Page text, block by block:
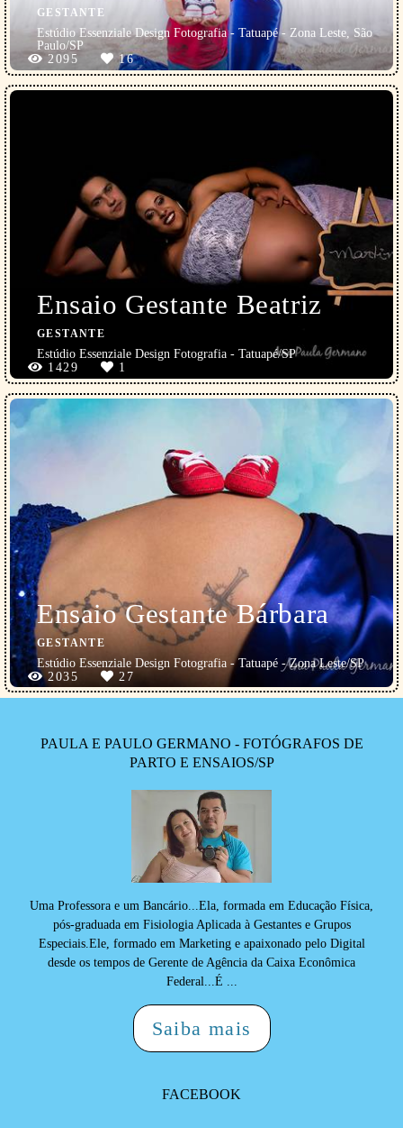
GESTANTE
Estúdio Essenziale Design Fotografia - Tatuapé - Zona Leste, São
Paulo/SP
2095
16
Ensaio Gestante Beatriz
GESTANTE
Estúdio Essenziale Design Fotografia - Tatuapé/SP
1429
1
Ensaio Gestante Bárbara
GESTANTE
Estúdio Essenziale Design Fotografia - Tatuapé - Zona Leste/SP
2035
27
PAULA E PAULO GERMANO - FOTÓGRAFOS DE
PARTO E ENSAIOS/SP
Uma Professora e um Bancário...Ela, formada em Educação Física,
pós-graduada em Fisiologia Aplicada à Gestantes e Grupos
Especiais.Ele, formado em Marketing e apaixonado pelo Digital
desde os tempos de Gerente de Agência da Caixa Econômica
Federal...É ...
Saiba mais
FACEBOOK